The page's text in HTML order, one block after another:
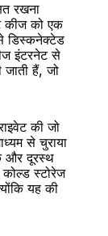
रखना
कीज को एक
डिस्कनेक्टेड
इंटरनेट से
हैं, जो
की जो
से चुराया
और दूरस्थ
स्टोरेज
यह की